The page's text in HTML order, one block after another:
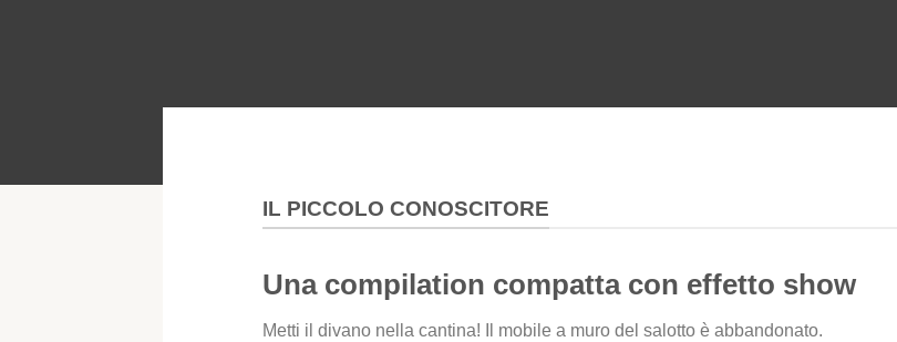
IL PICCOLO CONOSCITORE
Una compilation compatta con effetto show
Metti il divano nella cantina! Il mobile a muro del salotto è abbandonato.